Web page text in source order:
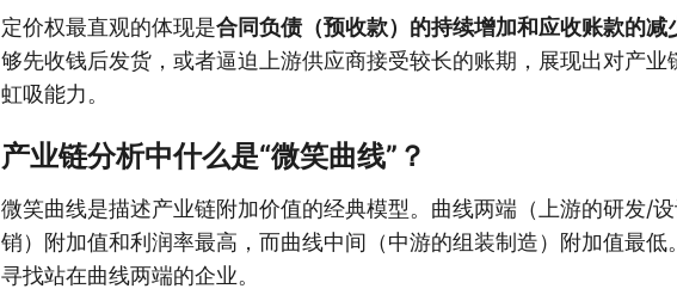
定价权最直观的体现是合同负债（预收款）的持续增加和应收账款的减
够先收钱后发货，或者逼迫上游供应商接受较长的账期，展现出对产业
虹吸能力。
产业链分析中什么是“微笑曲线”？
微笑曲线是描述产业链附加价值的经典模型。曲线两端（上游的研发/
销）附加值和利润率最高，而曲线中间（中游的组装制造）附加值最低
寻找站在曲线两端的企业。